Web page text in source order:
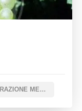
MATURAZIONE MEDIA